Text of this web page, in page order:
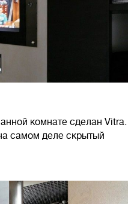
комнате сделан Vitra.
самом деле скрытый